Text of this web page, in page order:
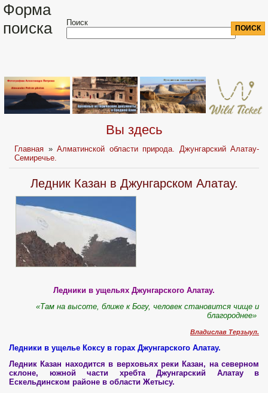
Форма
поиска
Поиск
Вы здесь
Главная »Алматинской области природа. Джунгарский Алатау-
Семиречье.
Ледник Казан в Джунгарском Алатау.
Ледники в ущельях Джунгарского Алатау.
«Там на высоте, ближе к Богу, человек становится чище и
благороднее»
Владислав Терзыул.
Ледники в ущелье Коксу в горах Джунгарского Алатау.
Ледник Казан находится в верховьях реки Казан, на северном
склоне, южной части хребта Джунгарский Алатау в
Ескельдинском районе в области Жетысу.